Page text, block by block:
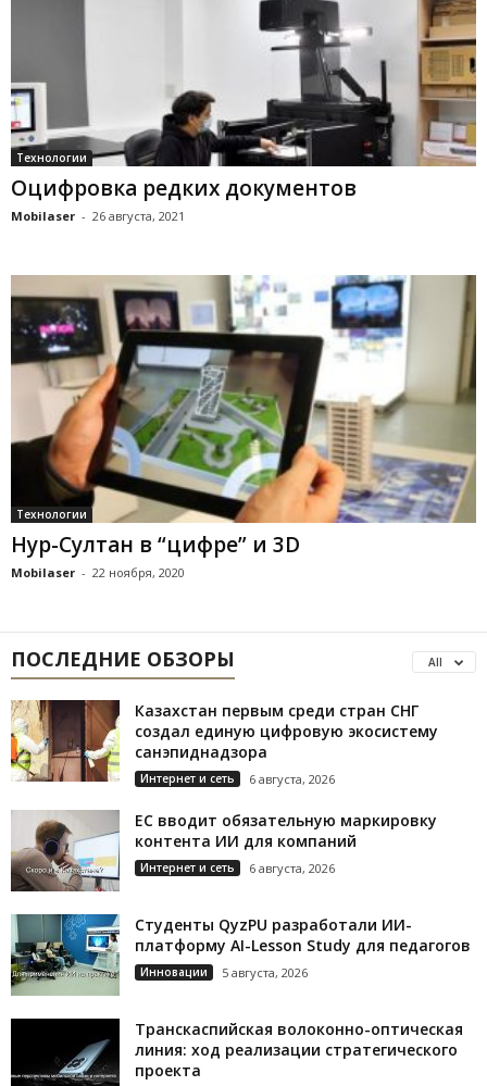
Технологии
Оцифровка редких документов
Mobilaser - 26 августа, 2021
Технологии
Нур-Султан в “цифре” и 3D
Mobilaser - 22 ноября, 2020
ПОСЛЕДНИЕ ОБЗОРЫ All
Казахстан первым среди стран СНГ
создал единую цифровую экосистему
санэпиднадзора
Интернет и сеть 6 августа, 2026
ЕС вводит обязательную маркировку
контента ИИ для компаний
Интернет и сеть 6 августа, 2026
Студенты QyzPU разработали ИИ-
платформу AI-Lesson Study для педагогов
Инновации 5 августа, 2026
Транскаспийская волоконно-оптическая
линия: ход реализации стратегического
проекта